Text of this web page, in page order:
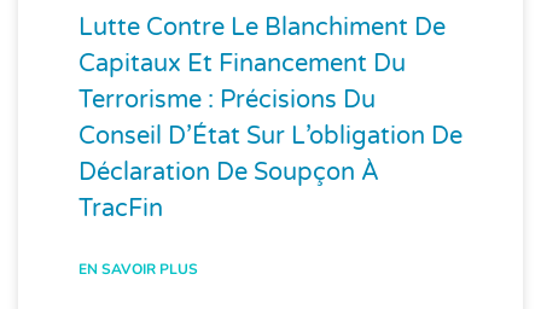
Lutte Contre Le Blanchiment De
Capitaux Et Financement Du
Terrorisme : Précisions Du
Conseil D’État Sur L’obligation De
Déclaration De Soupçon À
TracFin
EN SAVOIR PLUS